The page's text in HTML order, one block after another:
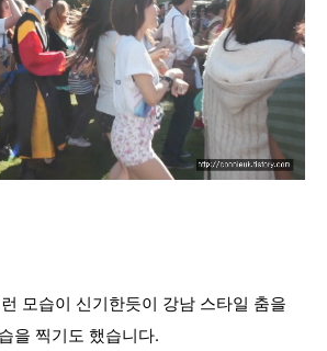
모습이 신기한듯이 강남 스타일 춤을
을 찍기도 했습니다.